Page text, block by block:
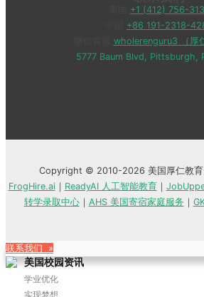
+1 (412) 756-
+86 191-2318-
wholerenguru3 （厚
5777 Baum Blvd, Pittsburgh,
Copyright © 2010-2026 美国厚仁教育
FrogHire.ai｜ ReadyAI 人工智能教育｜
转学录取中心｜ AHS 美国寄宿家庭服务 ｜
联系我们 »
美国校园资讯
学业优化
实现梦想